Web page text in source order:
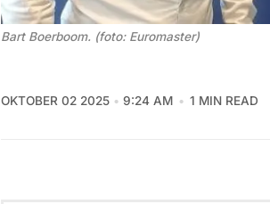
Bart Boerboom. (foto: Euromaster)
OKTOBER 02 2025 9:24 AM 1 MIN READ